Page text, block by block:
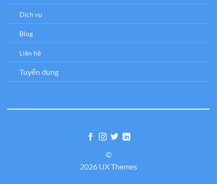
Dịch vụ
Blog
Liên hệ
Tuyển dụng
©
2026 UX Themes